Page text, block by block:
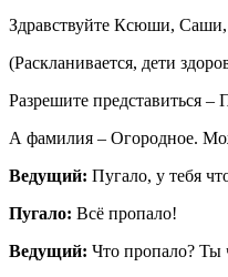
Здравствуйте Ксюши,
(Раскланивается, дети
Разрешите представиться –
А фамилия – Огородное.
Ведущий: Пугало, у тебя
Пугало: Всё пропало!
Ведущий: Что пропало? Ты